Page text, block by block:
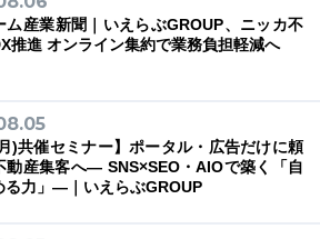
6689-1791
ム産業新聞｜いえらぶGROUP、ニッカ不
推進 オンライン集約で業務負担軽減へ
)共催セミナー】ポータル・広告だけに頼
動産集客へ― SNS×SEO・AIOで築く「自
る力」―｜いえらぶGROUP